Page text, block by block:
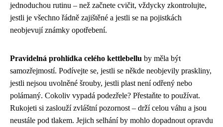
jednoduchou rutinu – než začnete cvičit, vždycky zkontrolujte,
jestli je všechno řádně zajištěné a jestli se na pojistkách
neobjevují známky opotřebení.
Pravidelná prohlídka celého kettlebellu by měla být
samozřejmostí. Podívejte se, jestli se někde neobjevily praskliny,
jestli nejsou uvolněné šrouby, jestli plast není odřený nebo
polámaný. Cokoliv vypadá podezřele? Přestaňte to používat.
Rukojeti si zaslouží zvláštní pozornost – drží celou váhu a jsou
neustále pod tlakem. Jejich selhání by mohlo dopadnout opravdu